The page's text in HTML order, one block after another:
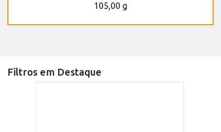
105,00 g
Filtros em Destaque